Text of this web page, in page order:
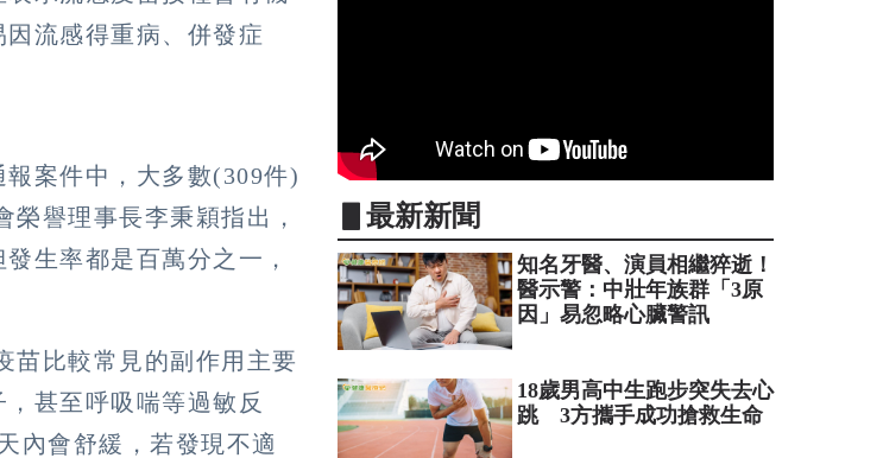
流感得重病、併發症
案件中，大多數(309件)
譽理事長李秉穎指出，
生率都是百萬分之一，
苗比較常見的副作用主要
甚至呼吸喘等過敏反
內會舒緩，若發現不適
▋最新新聞
知名牙醫、演員相繼猝逝！
醫示警：中壯年族群「3原
因」易忽略心臟警訊
18歲男高中生跑步突失去心
跳 3方攜手成功搶救生命